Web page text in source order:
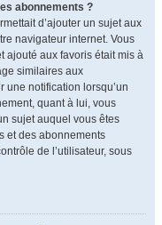
abonnements ?
d’ajouter un sujet aux
navigateur internet. Vous
ajouté aux favoris était mis à
similaires aux
une notification lorsqu’un
quant à lui, vous
sujet auquel vous êtes
et des abonnements
de l’utilisateur, sous